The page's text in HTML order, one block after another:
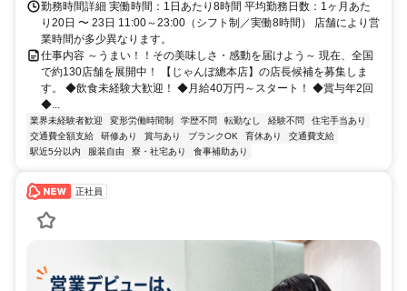
勤務時間詳細 実働時間：1日あたり8時間 平均勤務日数：1ヶ月あた
り20日 〜 23日 11:00～23:00（シフト制／実働8時間） 店舗により営
業時間が多少異なります。
仕事内容 ～うまい！！その美味しさ・感動を届けよう～ 現在、全国
で約130店舗を展開中！ 【じゃんぼ總本店】の店長候補を募集しま
す。 ◆飲食未経験大歓迎！ ◆月給40万円～スタート！ ◆賞与年2回
◆...
業界未経験者歓迎 変形労働時間制 学歴不問 転勤なし 経験不問
住宅手当あり
交通費全額支給
研修あり 賞与あり ブランクOK 育休あり
交通費支給
駅近5分以内
服装自由 寮・社宅あり 食事補助あり
正社員